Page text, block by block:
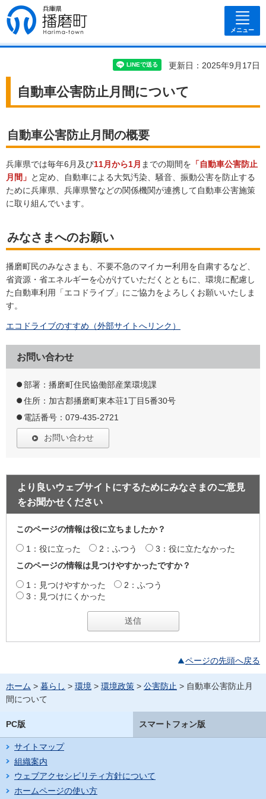
兵庫県 播磨
町
メニュー
更新日：2025年9月17日
自動車公害防止月間について
自動車公害防止月間の概要
兵庫県では毎年6月及び11月から1月 までの期間を 「自動車公害防止
月間」 と定め、自動車による大気汚染、騒音、振動公害を防止する
ために兵庫県、兵庫県警などの関係機関が連携して自動車公害施策
に取り組んでいます。
みなさまへのお願い
播磨町民のみなさまも、不要不急のマイカー利用を自粛するなど、
省資源・省エネルギーを心がけていただくとともに、環境に配慮し
た自動車利用「エコドライブ」にご協力をよろしくお願いいたしま
す。
エコドライブのすすめ（外部サイトへリンク）
お問い合わせ
部署：播磨町住民協働部産業環境課
住所：加古郡播磨町東本荘1丁目5番30号
電話番号：079-435-2721
お問い合わせ
より良いウェブサイトにするためにみなさまのご意見
をお聞かせください
このページの情報は役に立ちましたか？
1：役に立った 2：ふつう
3：役に立たなかった
このページの情報は見つけやすかったですか？
1：見つけやすかった
2：ふつう
3：見つけにくかった
ページの先頭へ戻る
ホーム > 暮らし > 環境 > 環境政策 > 公害防止 > 自動車公害防止月
間について
PC版 スマートフォン版
サイトマップ
組織案内
ウェブアクセシビリティ方針について
ホームページの使い方